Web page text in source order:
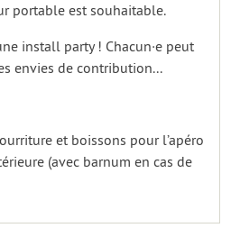
portable est souhaitable.
install party ! Chacun·e peut
envies de contribution...
et boissons pour l’apéro
(avec barnum en cas de